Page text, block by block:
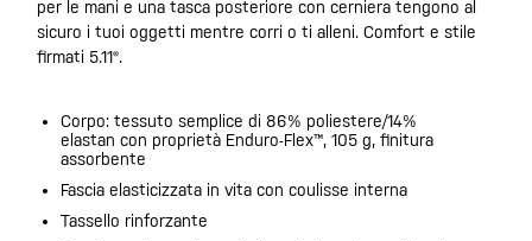
per le mani e una tasca posteriore con cerniera tengono al
sicuro i tuoi oggetti mentre corri o ti alleni. Comfort e stile
firmati 5.11®.
Corpo: tessuto semplice di 86% poliestere/14%
elastan con proprietà Enduro-Flex™, 105 g, finitura
assorbente
Fascia elasticizzata in vita con coulisse interna
Tassello rinforzante